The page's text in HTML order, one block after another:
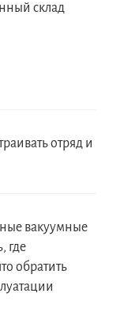
склад
отряд и
вакуумные
где
обратить